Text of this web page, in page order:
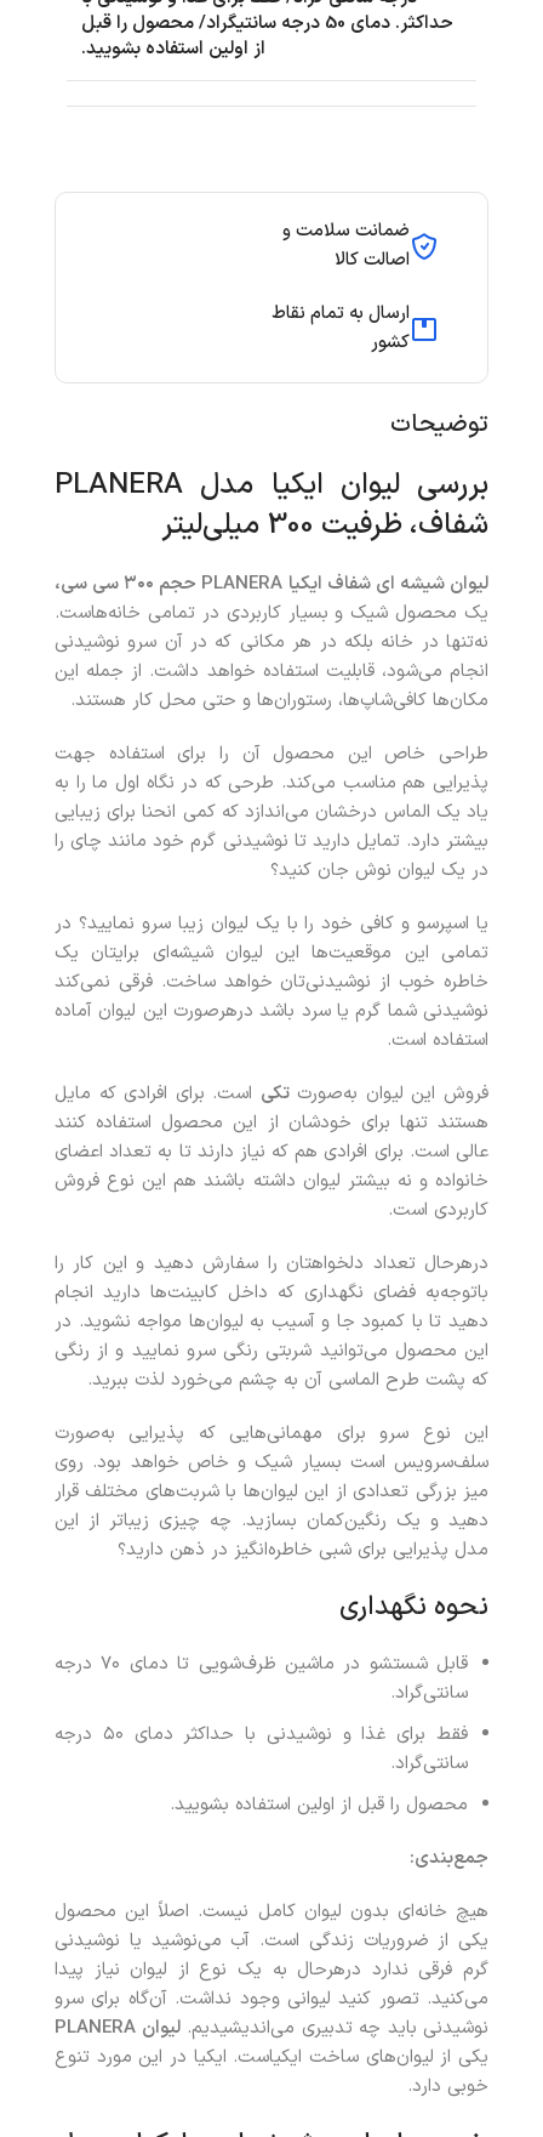
ضمانت سلامت و
اصالت کالا
ارسال به تمام نقاط
کشور
توضیحات
بررسی لیوان ایکیا مدل PLANERA
شفاف، ظرفیت 300 میلی‌لیتر
لیوان شیشه ای شفاف ایکیا PLANERA حجم ۳۰۰ سی‌ سی،
یک محصول شیک و بسیار کاربردی در تمامی خانه‌هاست.
نه‌تنها در خانه بلکه در هر مکانی که در آن سرو نوشیدنی
انجام می‌شود، قابلیت استفاده خواهد داشت. از جمله این
مکان‌ها کافی‌شاپ‌ها، رستوران‌ها و حتی محل کار هستند.
طراحی خاص این محصول آن را برای استفاده جهت
پذیرایی هم مناسب می‌کند. طرحی که در نگاه اول ما را به
یاد یک الماس درخشان می‌اندازد که کمی انحنا برای زیبایی
بیشتر دارد. تمایل دارید تا نوشیدنی گرم خود مانند چای را
در یک لیوان نوش جان کنید؟
یا اسپرسو و کافی خود را با یک لیوان زیبا سرو نمایید؟ در
تمامی این موقعیت‌ها این لیوان شیشه‌ای برایتان یک
خاطره خوب از نوشیدنی‌تان خواهد ساخت. فرقی نمی‌کند
نوشیدنی شما گرم یا سرد باشد درهرصورت این لیوان آماده
استفاده است.
فروش این لیوان به‌صورتتکی است. برای افرادی که مایل
هستند تنها برای خودشان از این محصول استفاده کنند
عالی است. برای افرادی هم که نیاز دارند تا به تعداد اعضای
خانواده و نه بیشتر لیوان داشته باشند هم این نوع فروش
کاربردی است.
درهرحال تعداد دلخواهتان را سفارش دهید و این کار را
باتوجه‌به فضای نگهداری که داخل کابینت‌ها دارید انجام
دهید تا با کمبود جا و آسیب به لیوان‌ها مواجه نشوید. در
این محصول می‌توانید شربتی رنگی سرو نمایید و از رنگی
که پشت طرح الماسی آن به چشم می‌خورد لذت ببرید.
این نوع سرو برای مهمانی‌هایی که پذیرایی به‌صورت
سلف‌سرویس است بسیار شیک و خاص خواهد بود. روی
میز بزرگی تعدادی از این لیوان‌ها با شربت‌های مختلف قرار
دهید و یک رنگین‌کمان بسازید. چه چیزی زیباتر از این
مدل پذیرایی برای شبی خاطره‌انگیز در ذهن دارید؟
نحوه نگهداری
قابل شستشو در ماشین ظرف‌شویی تا دمای ۷۰ درجه
سانتی‌گراد.
فقط برای غذا و نوشیدنی با حداکثر دمای ۵۰ درجه
سانتی‌گراد.
محصول را قبل از اولین استفاده بشویید.
جمع‌بندی:
هیچ خانه‌ای بدون لیوان کامل نیست. اصلاً این محصول
یکی از ضروریات زندگی است. آب می‌نوشید یا نوشیدنی
گرم فرقی ندارد درهرحال به یک نوع از لیوان نیاز پیدا
می‌کنید. تصور کنید لیوانی وجود نداشت. آن‌گاه برای سرو
نوشیدنی باید چه تدبیری می‌اندیشیدیم.لیوان PLANERA
یکی از لیوان‌های ساخت ایکیاست. ایکیا در این مورد تنوع
خوبی دارد.
حداکثر. دمای 50 درجه سانتیگراد/ محصول را قبل
از اولین استفاده بشویید.